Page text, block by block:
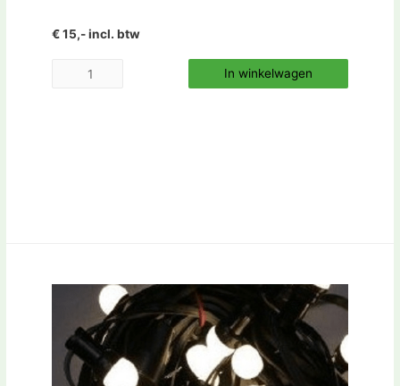
€ 15,- incl. btw
In winkelwagen